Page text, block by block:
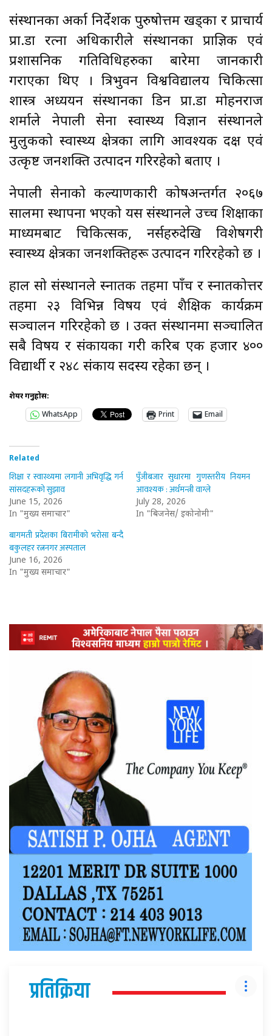
संस्थानका अर्का निर्देशक पुरुषोत्तम खड्का र प्राचार्य
प्रा.डा रत्ना अधिकारीले संस्थानका प्राज्ञिक एवं
प्रशासनिक गतिविधिहरुका बारेमा जानकारी
गराएका थिए । त्रिभुवन विश्वविद्यालय चिकित्सा
शास्त्र अध्ययन संस्थानका डिन प्रा.डा मोहनराज
शर्माले नेपाली सेना स्वास्थ्य विज्ञान संस्थानले
मुलुकको स्वास्थ्य क्षेत्रका लागि आवश्यक दक्ष एवं
उत्कृष्ट जनशक्ति उत्पादन गरिरहेको बताए ।
नेपाली सेनाको कल्याणकारी कोषअन्तर्गत २०६७
सालमा स्थापना भएको यस संस्थानले उच्च शिक्षाका
माध्यमबाट चिकित्सक, नर्सहरुदेखि विशेषगरी
स्वास्थ्य क्षेत्रका जनशक्तिहरू उत्पादन गरिरहेको छ ।
हाल सो संस्थानले स्नातक तहमा पाँच र स्नातकोत्तर
तहमा २३ विभिन्न विषय एवं शैक्षिक कार्यक्रम
सञ्चालन गरिरहेको छ । उक्त संस्थानमा सञ्चालित
सबै विषय र संकायका गरी करिब एक हजार ४००
विद्यार्थी र २४८ संकाय सदस्य रहेका छन् ।
शेयर गर्नुहोस:
WhatsApp
Print Email
Related
शिक्षा र स्वास्थ्यमा लगानी अभिवृद्धि गर्न
सांसदहरूको सुझाव
June 15, 2026
In "मुख्य समाचार"
पुँजीबजार सुधारमा गुणस्तरीय नियमन
आवश्यक : अर्थमन्त्री वाग्ले
July 28, 2026
In "बिजनेस/ इकोनोमी"
बागमती प्रदेशका बिरामीको भरोसा बन्दै
बकुलहर रत्ननगर अस्पताल
June 16, 2026
In "मुख्य समाचार"
प्रतिक्रिया